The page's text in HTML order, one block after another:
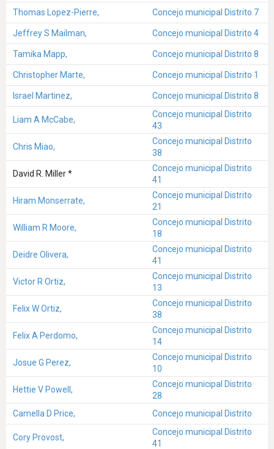
Thomas Lopez-Pierre,
Concejo municipal Distrito 7
Jeffrey S Mailman, Concejo municipal Distrito 4
Tamika Mapp, Concejo municipal Distrito 8
Christopher Marte, Concejo municipal Distrito 1
Israel Martinez, Concejo municipal Distrito 8
Liam A McCabe,
Concejo municipal Distrito
43
Chris Miao,
Concejo municipal Distrito
38
David R. Miller *
Concejo municipal Distrito
41
Hiram Monserrate,
Concejo municipal Distrito
21
William R Moore,
Concejo municipal Distrito
18
Deidre Olivera,
Concejo municipal Distrito
41
Victor R Ortiz,
Concejo municipal Distrito
13
Felix W Ortiz,
Concejo municipal Distrito
38
Felix A Perdomo,
Concejo municipal Distrito
14
Josue G Perez,
Concejo municipal Distrito
10
Hettie V Powell,
Concejo municipal Distrito
28
Camella D Price,
Concejo municipal Distrito
Cory Provost,
Concejo municipal Distrito
41